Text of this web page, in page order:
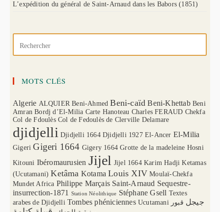
L’expédition du général de Saint-Arnaud dans les Babors (1851)
MOTS CLÉS
Algerie ALQUIER Beni-Ahmed Beni-caïd Beni-Khettab Beni
Amran Bordj d’El-Milia Carte Hanoteau Charles FERAUD Chekfa
Col de Fdoulès Col de Fedoulès de Clerville Delamare
djidjelli Djidjelli 1664 Djidjelli 1927 El-Ancer El-Milia
Gigeri Gigeri 1664 Gigery 1664 Grotte de la madeleine Hosni
Kitouni Ibéromaurusien Jijel Jijel 1664 Karim Hadji Ketamas
(Ucutamani) Ketâma Kotama Louis XIV Moulaï-Chekfa
Mundet Africa Philippe Marçais Saint-Arnaud Sequestre-
insurrection-1871
Station Néolithique Stéphane Gsell Textes
arabes de Djidjelli Tombes phéniciennes Ucutamani جيجل قبور